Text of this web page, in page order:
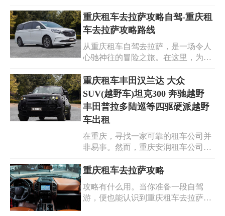
重庆租车去拉萨攻略自驾-重庆租
车去拉萨攻略路线
从重庆租车自驾去拉萨，是一场令人
心驰神往的冒险之旅。在这里，为你
自驾，只要做好充分的准备，规划好
路线，注意安全和健康，你一定能够
领略到西藏的美丽风光和独特魅力。
重庆租车丰田汉兰达 大众
SUV(越野车)坦克300 奔驰越野
丰田普拉多陆巡等四驱硬派越野
车出租
在重庆，寻找一家可靠的租车公司并
非易事。然而，重庆安润租车公司以
您的理想之选。重庆安润租车公司提
300、奔驰越野等多款四驱硬派越野
车出租。公司拥有丰富车型、专业服
重庆租车去拉萨攻略
攻略有什么用。当你准备一段自驾
游，便也能认识到重庆租车去拉萨最